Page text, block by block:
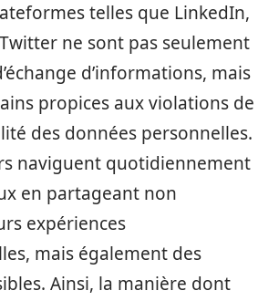
telles que LinkedIn,
ne sont pas seulement
d’informations, mais
propices aux violations de
des données personnelles.
naviguent quotidiennement
en partageant non
expériences
mais également des
Ainsi, la manière dont